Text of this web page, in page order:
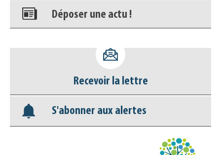
Accéder à son compte - (Se
Base documentaire
Nos veilles Scoop.it
Appels à projets